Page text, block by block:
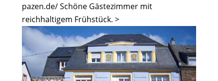
pazen.de/ Schöne Gästezimmer mit
reichhaltigem Frühstück. >